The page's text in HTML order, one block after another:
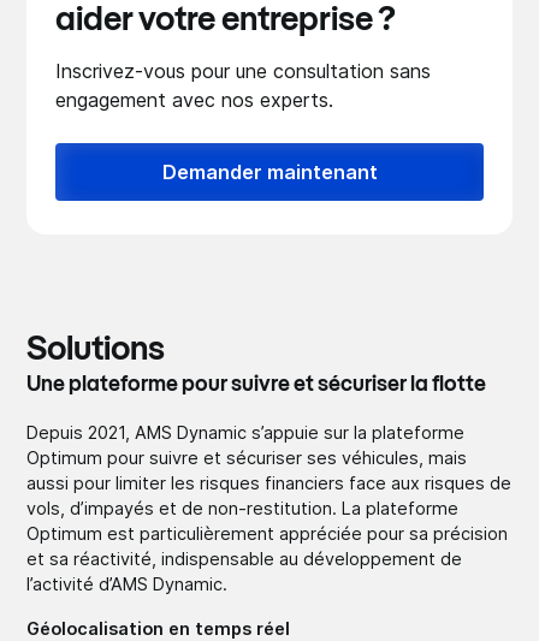
aider votre entreprise ?
Inscrivez-vous pour une consultation sans
engagement avec nos experts.
Demander maintenant
Solutions
Une plateforme pour suivre et sécuriser la flotte
Depuis 2021, AMS Dynamic s’appuie sur la plateforme
Optimum pour suivre et sécuriser ses véhicules, mais
aussi pour limiter les risques financiers face aux risques de
vols, d’impayés et de non-restitution. La plateforme
Optimum est particulièrement appréciée pour sa précision
et sa réactivité, indispensable au développement de
l’activité d’AMS Dynamic.
Géolocalisation en temps réel